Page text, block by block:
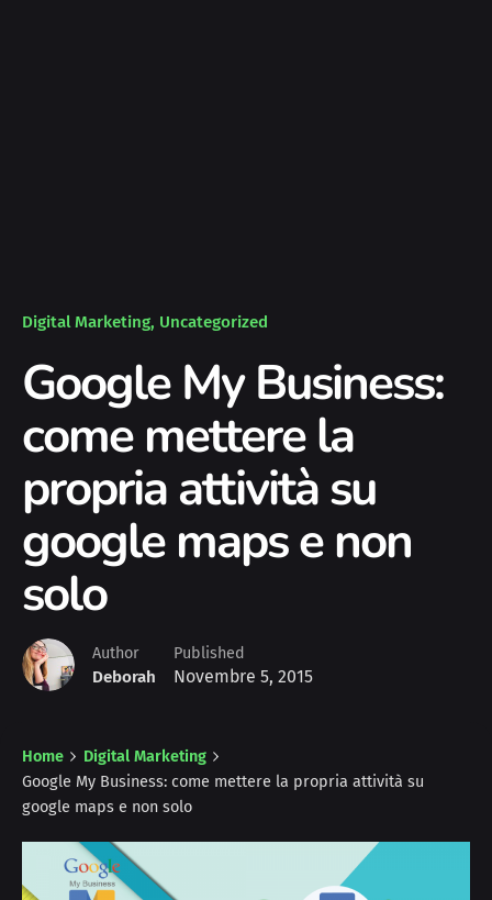
Digital Marketing Uncategorized
Google My Business:
come mettere la
propria attività su
google maps e non
solo
Author
Deborah
Published
Novembre 5, 2015
Home
Digital Marketing
Google My Business: come mettere la propria attività su
google maps e non solo